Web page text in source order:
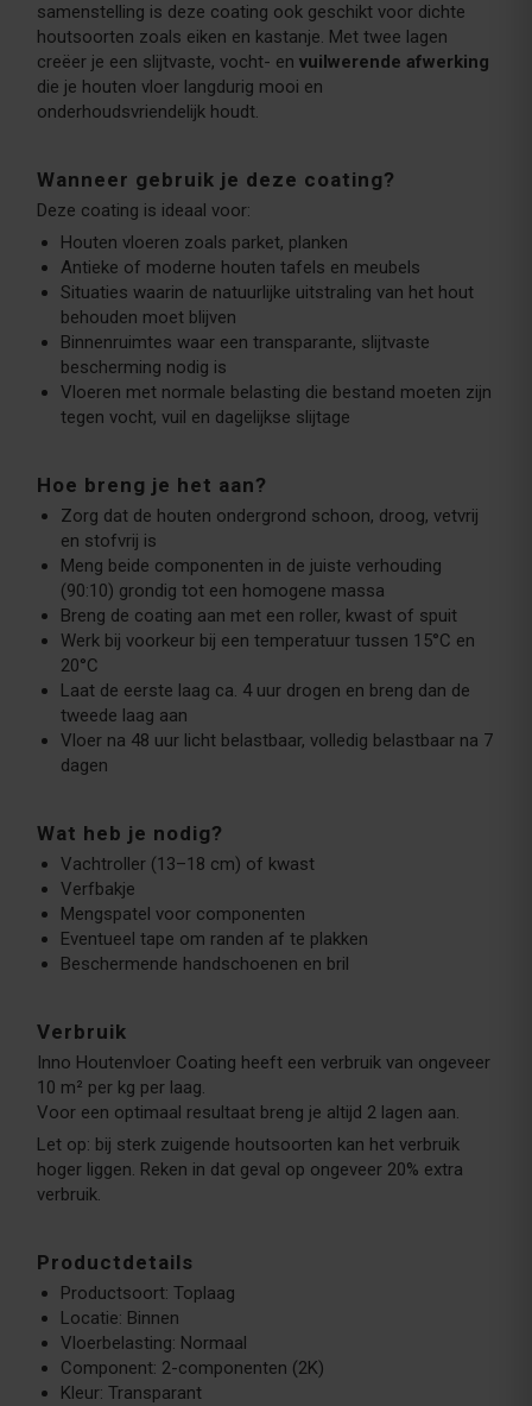
samenstelling is deze coating ook geschikt voor dichte
houtsoorten zoals eiken en kastanje. Met twee lagen
creëer je een slijtvaste, vocht- en vuilwerende afwerking
die je houten vloer langdurig mooi en
onderhoudsvriendelijk houdt.
Wanneer gebruik je deze coating?
Deze coating is ideaal voor:
Houten vloeren zoals parket, planken
Antieke of moderne houten tafels en meubels
Situaties waarin de natuurlijke uitstraling van het hout
behouden moet blijven
Binnenruimtes waar een transparante, slijtvaste
bescherming nodig is
Vloeren met normale belasting die bestand moeten zijn
tegen vocht, vuil en dagelijkse slijtage
Hoe breng je het aan?
Zorg dat de houten ondergrond schoon, droog, vetvrij
en stofvrij is
Meng beide componenten in de juiste verhouding
(90:10) grondig tot een homogene massa
Breng de coating aan met een roller, kwast of spuit
Werk bij voorkeur bij een temperatuur tussen 15°C en
20°C
Laat de eerste laag ca. 4 uur drogen en breng dan de
tweede laag aan
Vloer na 48 uur licht belastbaar, volledig belastbaar na 7
dagen
Wat heb je nodig?
Vachtroller (13–18 cm) of kwast
Verfbakje
Mengspatel voor componenten
Eventueel tape om randen af te plakken
Beschermende handschoenen en bril
Verbruik
Inno Houtenvloer Coating heeft een verbruik van ongeveer
10 m² per kg per laag.
Voor een optimaal resultaat breng je altijd 2 lagen aan.
Let op: bij sterk zuigende houtsoorten kan het verbruik
hoger liggen. Reken in dat geval op ongeveer 20% extra
verbruik.
Productdetails
Productsoort: Toplaag
Locatie: Binnen
Vloerbelasting: Normaal
Component: 2-componenten (2K)
Kleur: Transparant